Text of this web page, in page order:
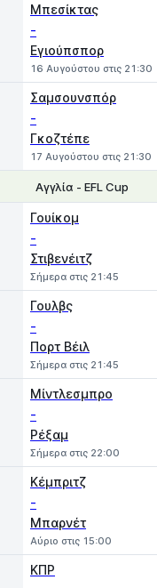
Μπεσίκτας
-
Εγιούπσπορ
16 Αυγούστου στις 21:30
Σαμσουνσπόρ
-
Γκοζτέπε
17 Αυγούστου στις 21:30
Αγγλία - EFL Cup
Γουίκομ
-
Στιβενέιτζ
Σήμερα στις 21:45
Γουλβς
-
Πορτ Βέιλ
Σήμερα στις 21:45
Μίντλεσμπρο
-
Ρέξαμ
Σήμερα στις 22:00
Κέμπριτζ
-
Μπαρνέτ
Αύριο στις 15:00
ΚΠΡ